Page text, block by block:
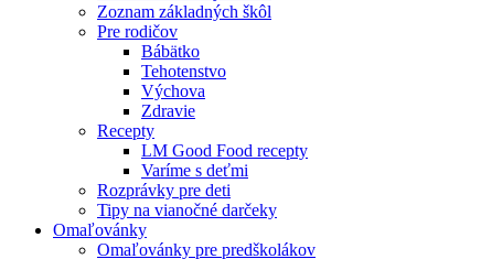
Zoznam základných škôl
Pre rodičov
Bábätko
Tehotenstvo
Výchova
Zdravie
Recepty
LM Good Food recepty
Varíme s deťmi
Rozprávky pre deti
Tipy na vianočné darčeky
Omaľovánky
Omaľovánky pre predškolákov